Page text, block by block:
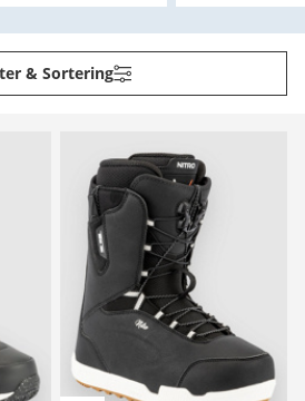
& Sortering